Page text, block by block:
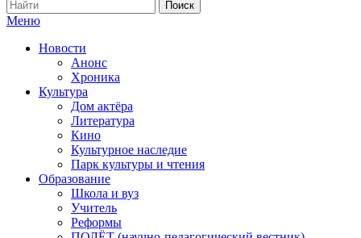
Меню
Новости
Анонс
Хроника
Культура
Дом актёра
Литература
Кино
Культурное наследие
Парк культуры и чтения
Образование
Школа и вуз
Учитель
Реформы